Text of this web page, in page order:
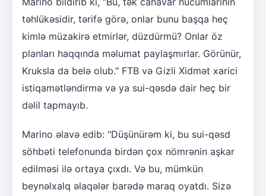
təhlükəsidir, tərifə görə, onlar bunu başqa heç
kimlə müzakirə etmirlər, düzdürmü? Onlar öz
planları haqqında məlumat paylaşmırlar. Görünür,
Kruksla da belə olub." FTB və Gizli Xidmət xarici
istiqamətləndirmə və ya sui-qəsdə dair heç bir
dəlil tapmayıb.
Marino əlavə edib: "Düşünürəm ki, bu sui-qəsd
söhbəti telefonunda birdən çox nömrənin aşkar
edilməsi ilə ortaya çıxdı. Və bu, mümkün
beynəlxalq əlaqələr barədə maraq oyatdı. Sizə